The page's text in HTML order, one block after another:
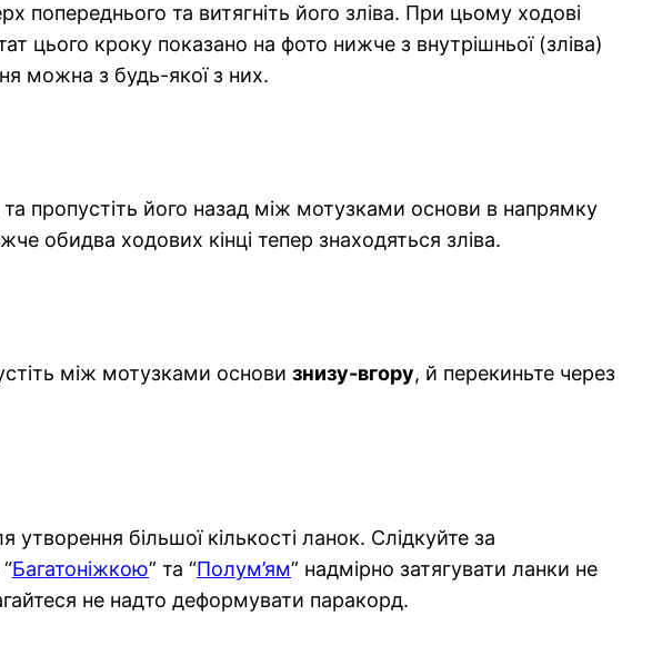
попереднього та витягніть його зліва. При цьому ходові
цього кроку показано на фото нижче з внутрішньої (зліва)
можна з будь-якої з них.
пропустіть його назад між мотузками основи в напрямку
обидва ходових кінці тепер знаходяться зліва.
між мотузками основи знизу-вгору, й перекиньте через
більшої кількості ланок. Слідкуйте за
Багатоніжкою” та “Полум’ям” надмірно затягувати ланки не
не надто деформувати паракорд.